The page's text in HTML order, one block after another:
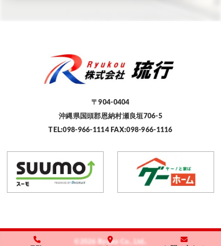
〒904-0404
沖縄県国頭郡恩納村瀬良垣706-5
TEL:098-966-1114 FAX:098-966-1116
©2026 Ryuko Co., Ltd..